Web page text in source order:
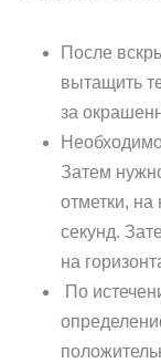
После
вытащить
за
Затем
отметки,
секунд.
на
По